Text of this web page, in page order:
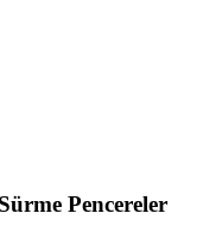
Pencereler